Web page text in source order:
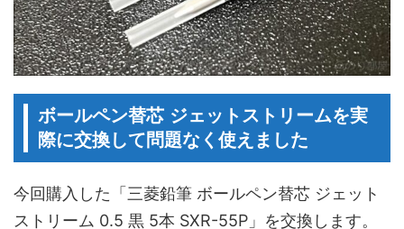
ボールペン替芯 ジェットストリームを実
際に交換して問題なく使えました
今回購入した「三菱鉛筆 ボールペン替芯 ジェット
ストリーム 0.5 黒 5本 SXR-55P」を交換します。